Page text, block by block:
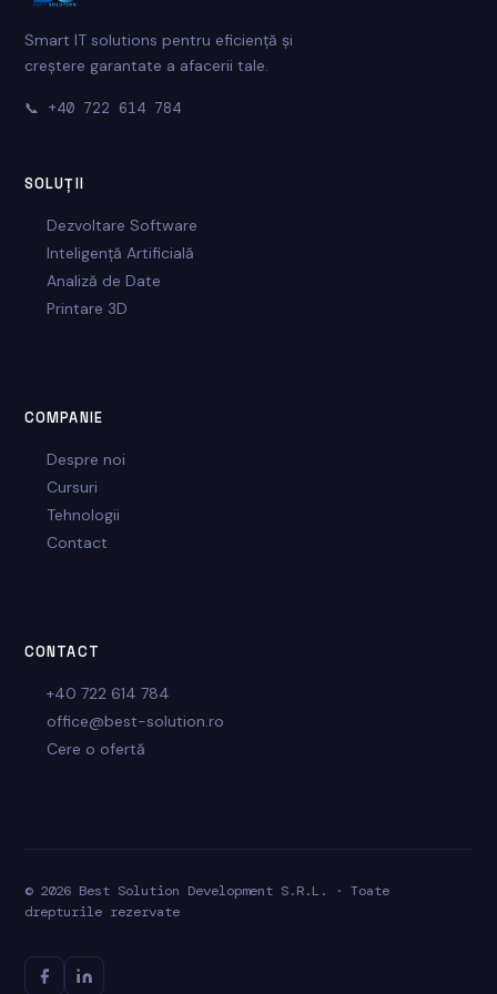
Smart IT solutions pentru eficiență și
creștere garantate a afacerii tale.
📞 +40 722 614 784
SOLUȚII
Dezvoltare Software
Inteligență Artificială
Analiză de Date
Printare 3D
COMPANIE
Despre noi
Cursuri
Tehnologii
Contact
CONTACT
+40 722 614 784
office@best-solution.ro
Cere o ofertă
© 2026 Best Solution Development S.R.L. · Toate
drepturile rezervate